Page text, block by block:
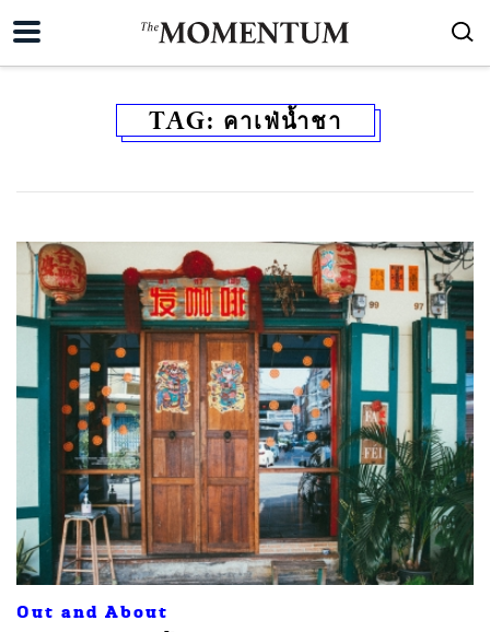
TAG: คาเฟ่น้ำชา
Out and About
ค้นหา
SHARE TWEET LINE EMAIL